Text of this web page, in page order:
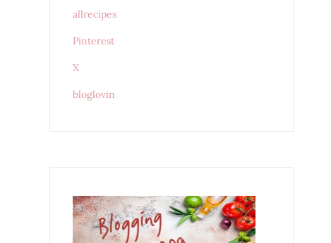
allrecipes
Pinterest
X
bloglovin